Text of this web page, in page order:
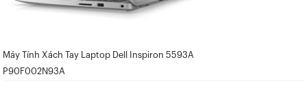
Máy Tính Xách Tay Laptop Dell Inspiron 5593A
P90F002N93A